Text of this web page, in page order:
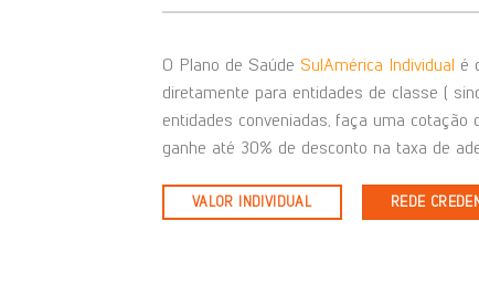
O Plano de Saúde SulAmérica Individual é
diretamente para entidades de classe (
entidades conveniadas, faça uma
ganhe até 30% de desconto na taxa de
VALOR INDIVIDUAL REDE